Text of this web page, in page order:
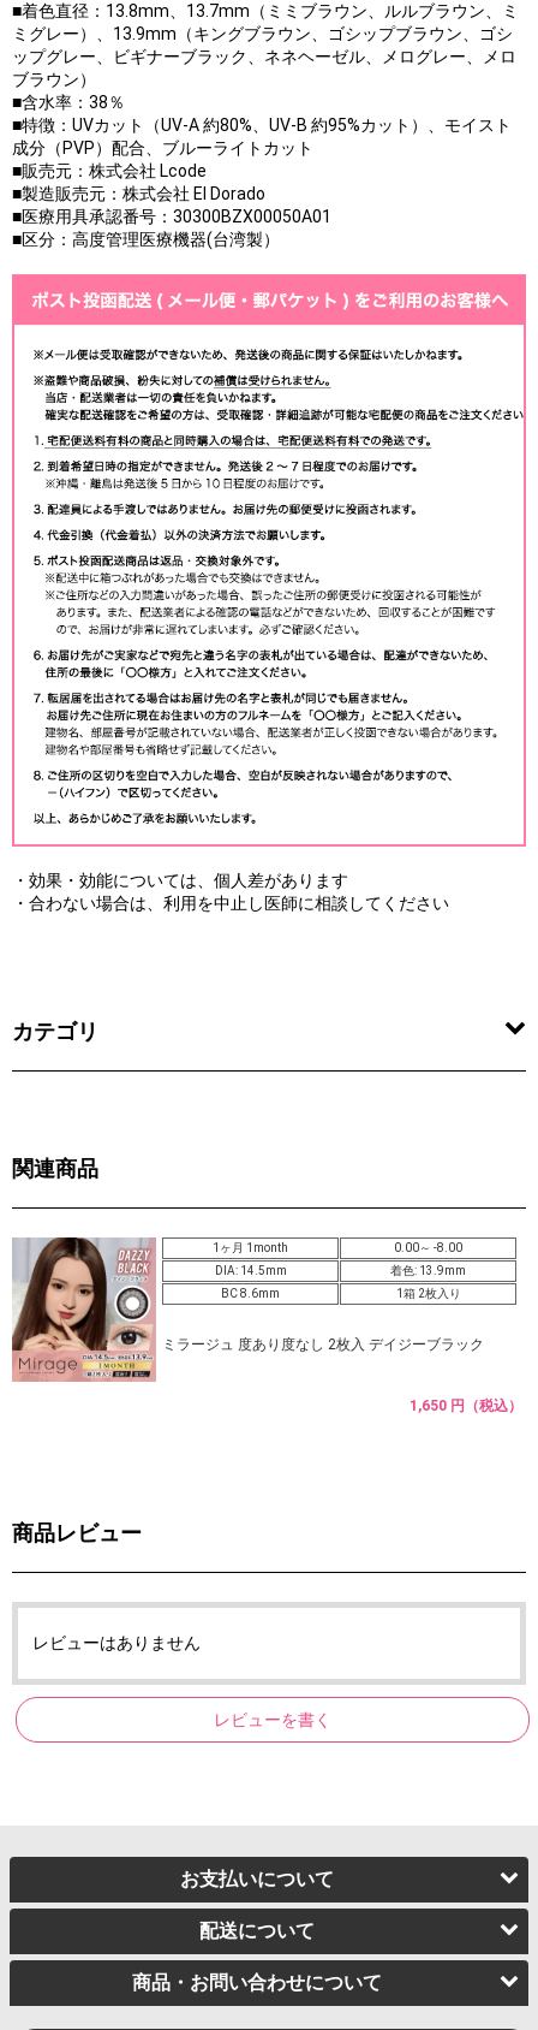
■着色直径：13.8mm、13.7mm（ミミブラウン、ルルブラウン、ミ
ミグレー）、13.9mm（キングブラウン、ゴシップブラウン、ゴシ
ップグレー、ビギナーブラック、ネネヘーゼル、メログレー、メロ
ブラウン）
■含水率：38％
■特徴：UVカット（UV-A 約80%、UV-B 約95%カット）、モイスト
成分（PVP）配合、ブルーライトカット
■販売元：株式会社 Lcode
■製造販売元：株式会社 El Dorado
■医療用具承認番号：30300BZX00050A01
■区分：高度管理医療機器(台湾製）
・効果・効能については、個人差があります
・合わない場合は、利用を中止し医師に相談してください
カテゴリ
関連商品
1ヶ月 1month
0.00～ -8.00
DIA: 14.5mm
着色: 13.9mm
BC 8.6mm
1箱 2枚入り
ミラージュ 度あり度なし 2枚入 デイジーブラック
1,650 円（税込）
商品レビュー
レビューはありません
レビューを書く
お支払いについて
配送について
商品・お問い合わせについて